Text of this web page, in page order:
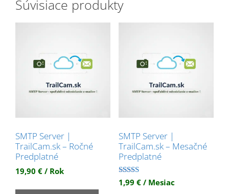
Súvisiace produkty
SMTP Server |
TrailCam.sk – Ročné
Predplatné
19,90 € / Rok
SMTP Server |
TrailCam.sk – Mesačné
Predplatné
Hodnotenie
5.00
1,99 €/ Mesiac